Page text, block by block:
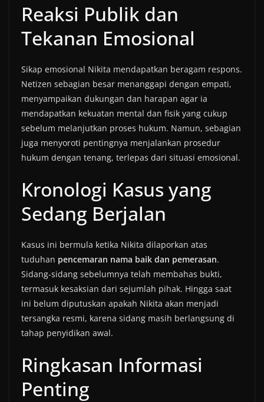
Reaksi Publik dan
Tekanan Emosional
Sikap emosional Nikita mendapatkan beragam respons.
Netizen sebagian besar menanggapi dengan empati,
menyampaikan dukungan dan harapan agar ia
mendapatkan kekuatan mental dan fisik yang cukup
sebelum melanjutkan proses hukum. Namun, sebagian
juga menyoroti pentingnya menjalankan prosedur
hukum dengan tenang, terlepas dari situasi emosional.
Kronologi Kasus yang
Sedang Berjalan
Kasus ini bermula ketika Nikita dilaporkan atas
tuduhan pencemaran nama baik dan pemerasan.
Sidang-sidang sebelumnya telah membahas bukti,
termasuk kesaksian dari sejumlah pihak. Hingga saat
ini belum diputuskan apakah Nikita akan menjadi
tersangka resmi, karena sidang masih berlangsung di
tahap penyidikan awal.
Ringkasan Informasi
Penting